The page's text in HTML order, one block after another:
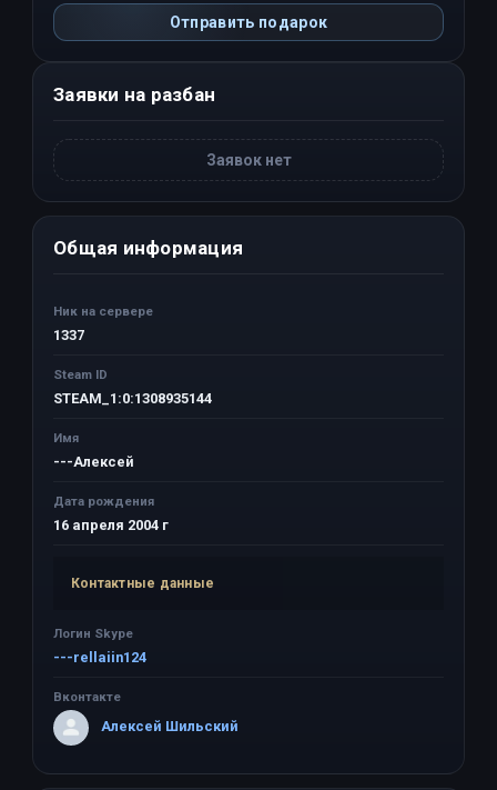
Отправить подарок
Заявки на разбан
Заявок нет
Общая информация
Ник на сервере
1337
Steam ID
STEAM_1:0:1308935144
Имя
---Алексей
Дата рождения
16 апреля 2004 г
Контактные данные
Логин Skype
---rellaiin124
Вконтакте
Алексей Шильский